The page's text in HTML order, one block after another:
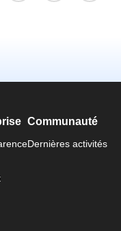
Communauté
Dernières activités